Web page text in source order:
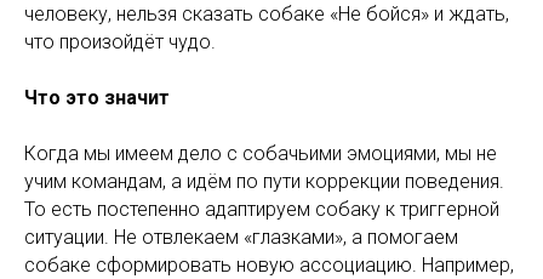
человеку, нельзя сказать собаке «Не бойся» и ждать,
что произойдёт чудо.
Что это значит
Когда мы имеем дело с собачьими эмоциями, мы не
учим командам, а идём по пути коррекции поведения.
То есть постепенно адаптируем собаку к триггерной
ситуации. Не отвлекаем «глазками», а помогаем
собаке сформировать новую ассоциацию. Например,